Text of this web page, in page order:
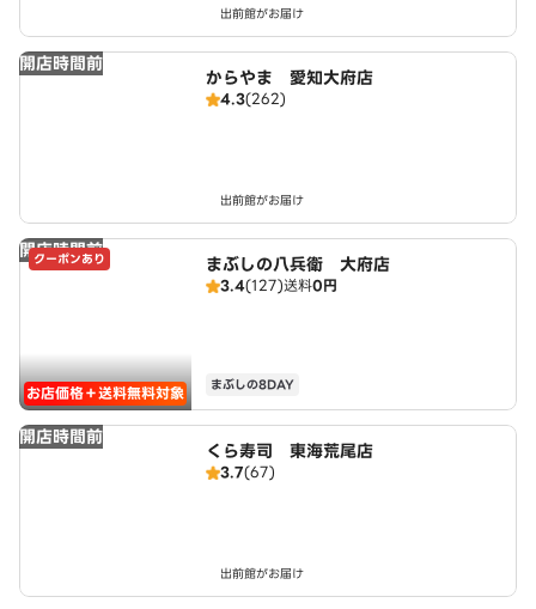
出前館がお届け
開店時間前
からやま 愛知大府店
4.3(262)
出前館がお届け
開店時間前
クーポンあり
お店価格＋送料無料対象
まぶしの八兵衛 大府店
3.4(127)送料0円
まぶしの8DAY
開店時間前
くら寿司 東海荒尾店
3.7(67)
出前館がお届け